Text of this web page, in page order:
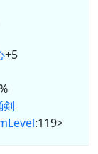
+5
剣
:119>